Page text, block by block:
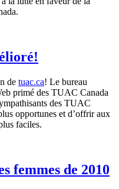
de tuac.ca! Le bureau
primé des TUAC Canada
des TUAC
opportunes et d’offrir aux
faciles.
femmes de 2010